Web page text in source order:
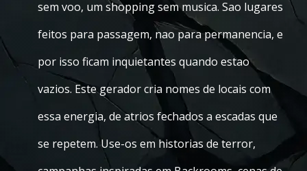
sem voo, um shopping sem musica. Sao lugares
feitos para passagem, nao para permanencia, e
por isso ficam inquietantes quando estao
vazios. Este gerador cria nomes de locais com
essa energia, de atrios fechados a escadas que
se repetem. Use-os em historias de terror,